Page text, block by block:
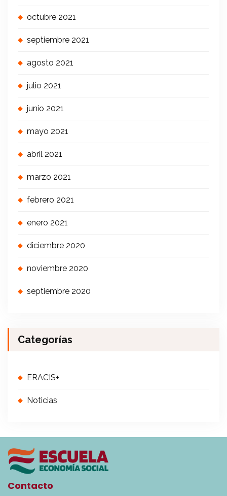
octubre 2021
septiembre 2021
agosto 2021
julio 2021
junio 2021
mayo 2021
abril 2021
marzo 2021
febrero 2021
enero 2021
diciembre 2020
noviembre 2020
septiembre 2020
Categorías
ERACIS+
Noticias
Contacto